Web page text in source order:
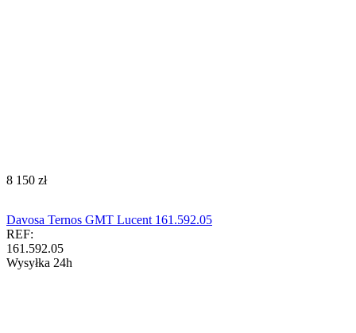
‍8 150‍ zł
Davosa Ternos GMT Lucent 161.592.05
REF:
161.592.05
Wysyłka 24h